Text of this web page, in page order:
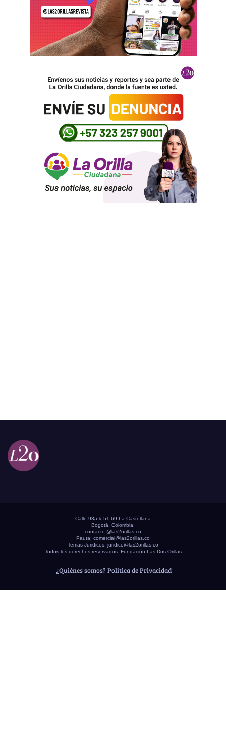
Calle 98a # 51-69 La Castellana
Bogotá, Colombia.
contacto @las2orillas.co
Pauta: comercial@las2orillas.co
Temas Juridicos: juridico@las2orillas.co
Todos los derechos reservados. Fundación Las Dos Orillas
¿Quiénes somos? Política de Privacidad